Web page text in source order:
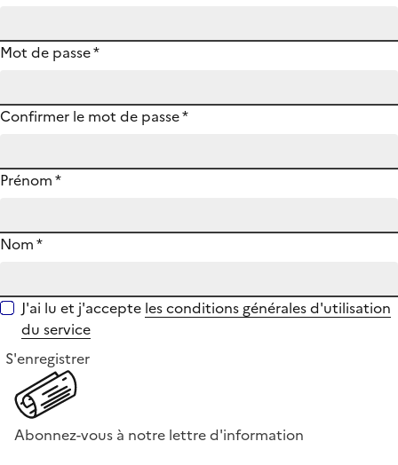
Mot de passe*
Confirmer le mot de passe*
Prénom*
Nom*
J'ai lu et j'accepte les conditions générales d'utilisation
du service
S'enregistrer
Abonnez-vous à notre lettre d'information